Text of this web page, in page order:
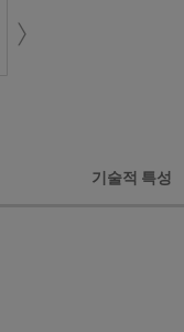
›
기술적 특성